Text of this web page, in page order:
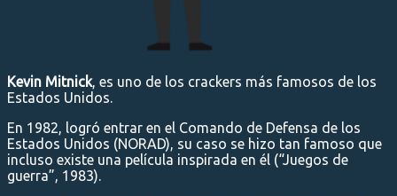
Kevin Mitnick, es uno de los crackers más famosos de los
Estados Unidos.
En 1982, logró entrar en el Comando de Defensa de los
Estados Unidos (NORAD), su caso se hizo tan famoso que
incluso existe una película inspirada en él (“Juegos de
guerra”, 1983).